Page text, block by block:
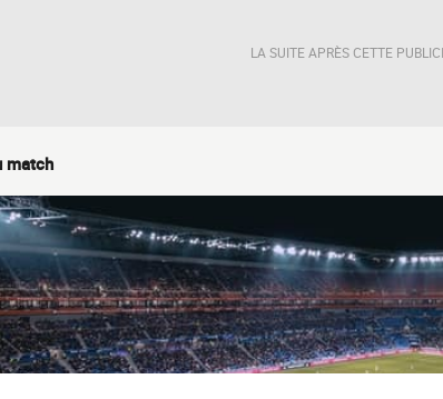
LA SUITE APRÈS CETTE
match